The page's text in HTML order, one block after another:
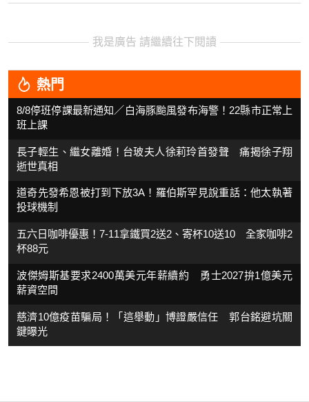
我是廣告 請繼續往下閱讀
熱門
8/8停班停課最新通知／白海豚颱風發布海警！22縣市正常上
班上課
長子輕生、繼女離婚！台玻夫人徐莉玲首發聲 痛揭徐子翔
逝世真相
道奇先發希恩被打到下放3A！羅伯斯罕見說重話：他太執著
投球機制
五六日咖啡優惠！7-11拿鐵買2送2、寄杯10送10 全家咖啡2
杯88元
波傑姆斯基要求2400萬美元年薪續約 勇士2027拚1億美元
薪資空間
慈濟10億疫苗騙局！「這舉動」博證嚴信任 郭台銘避坑關
鍵曝光